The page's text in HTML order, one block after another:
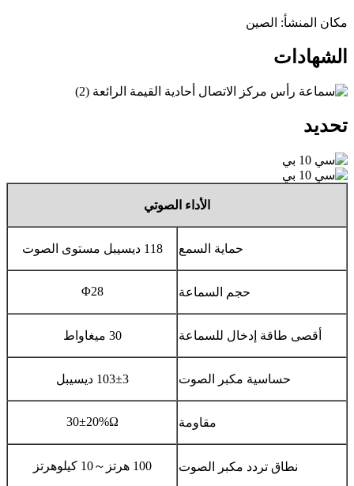
مكان المنشأ: الصين
الشهادات
تحديد
الأداء الصوتي
حماية السمع 118 ديسيبل مستوى الصوت
حجم السماعة Φ28
أقصى طاقة إدخال للسماعة 30 ميغاواط
حساسية مكبر الصوت 103±3 ديسيبل
مقاومة 30±20%Ω
نطاق تردد مكبر الصوت 100 هرتز ～10 كيلوهرتز